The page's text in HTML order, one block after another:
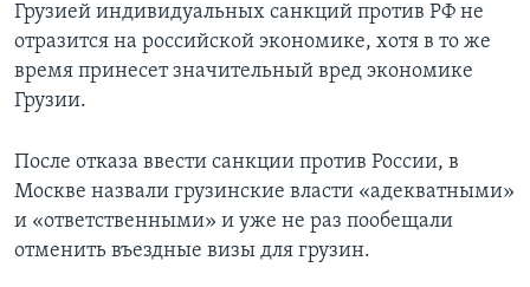
Грузией индивидуальных санкций против РФ не
отразится на российской экономике, хотя в то же
время принесет значительный вред экономике
Грузии.
После отказа ввести санкции против России, в
Москве назвали грузинские власти «адекватными»
и «ответственными» и уже не раз пообещали
отменить въездные визы для грузин.